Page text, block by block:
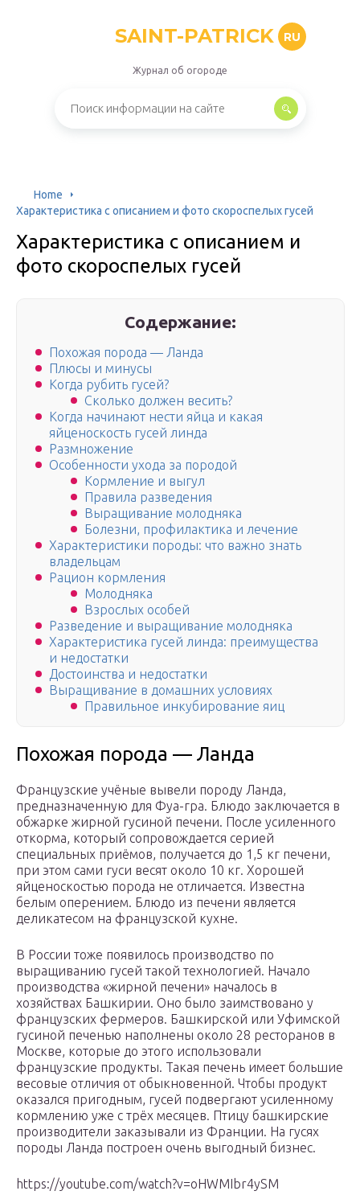
SAINT-PATRICK RU
Журнал об огороде
Home
Характеристика с описанием и фото скороспелых гусей
Характеристика с описанием и
фото скороспелых гусей
Содержание:
Похожая порода — Ланда
Плюсы и минусы
Когда рубить гусей?
Сколько должен весить?
Когда начинают нести яйца и какая
яйценоскость гусей линда
Размножение
Особенности ухода за породой
Кормление и выгул
Правила разведения
Выращивание молодняка
Болезни, профилактика и лечение
Характеристики породы: что важно знать
владельцам
Рацион кормления
Молодняка
Взрослых особей
Разведение и выращивание молодняка
Характеристика гусей линда: преимущества
и недостатки
Достоинства и недостатки
Выращивание в домашних условиях
Правильное инкубирование яиц
Похожая порода — Ланда
Французские учёные вывели породу Ланда,
предназначенную для Фуа-гра. Блюдо заключается в
обжарке жирной гусиной печени. После усиленного
откорма, который сопровождается серией
специальных приёмов, получается до 1,5 кг печени,
при этом сами гуси весят около 10 кг. Хорошей
яйценоскостью порода не отличается. Известна
белым оперением. Блюдо из печени является
деликатесом на французской кухне.
В России тоже появилось производство по
выращиванию гусей такой технологией. Начало
производства «жирной печени» началось в
хозяйствах Башкирии. Оно было заимствовано у
французских фермеров. Башкирской или Уфимской
гусиной печенью наполнены около 28 ресторанов в
Москве, которые до этого использовали
французские продукты. Такая печень имеет большие
весовые отличия от обыкновенной. Чтобы продукт
оказался пригодным, гусей подвергают усиленному
кормлению уже с трёх месяцев. Птицу башкирские
производители заказывали из Франции. На гусях
породы Ланда построен очень выгодный бизнес.
https://youtube.com/watch?v=oHWMIbr4ySM